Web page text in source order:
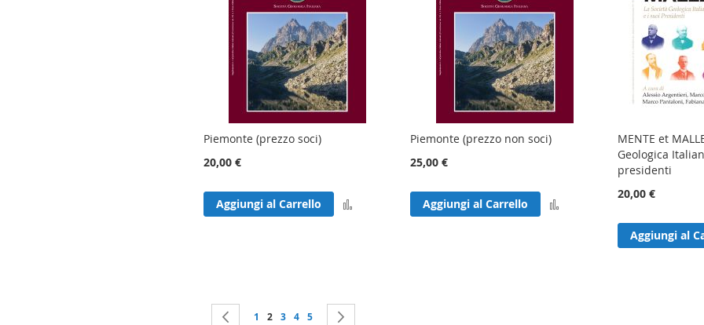
Piemonte (prezzo soci)
20,00 €
Aggiungi al Carrello
Piemonte (prezzo non soci)
25,00 €
Aggiungi al Carrello
MENTE et
Geologica
presidenti
20,00 €
Aggiungi al
Pagina Pagina
Precedente
Pagina
1 Attualmente stai leggendo la pagina
2 Pagina
3 Pagina
4 Pagina
5